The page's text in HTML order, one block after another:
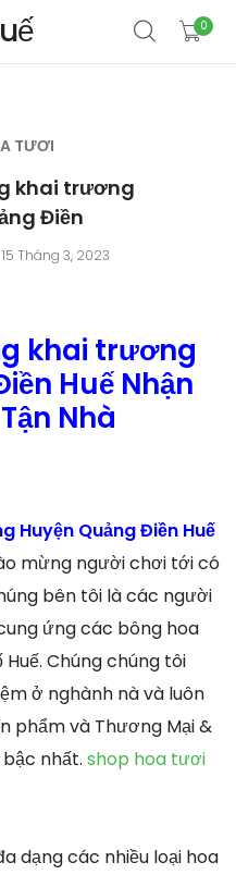
0
TƯƠI
khai trương
Điền
15 Tháng 3, 2023
khai trương
Huế Nhận
Nhà
Huyện Quảng Điền Huế
mừng người chơi tới có
bên tôi là các người
ứng các bông hoa
Chúng chúng tôi
ở nghành nà và luôn
phẩm và Thương Mại &
nhất. shop hoa tươi
dạng các nhiều loại hoa